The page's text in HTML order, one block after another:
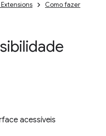
Como fazer
acessíveis